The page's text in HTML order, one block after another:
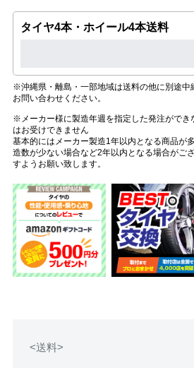
タイヤ4本・ホイール4本送料
※沖縄県・離島・一部地域は送料の他に別途中
お問い合わせください。
※メーカー様に製造年週を指定した発注ができ
はお受けできません
基本的にはメーカー製造1年以内となる商品が
造数が少ない場合など2年以内となる場合がご
すようお願い致します。
<送料>